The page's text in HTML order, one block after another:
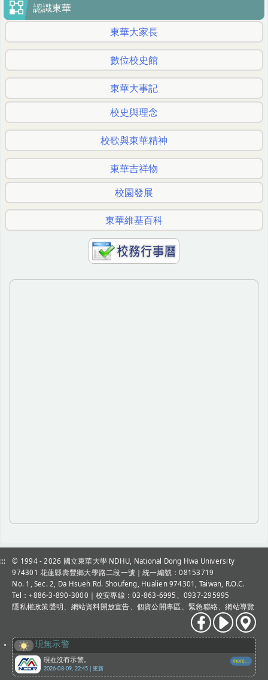
認識東華
東華大家長
數位校史館
東華大事記
校史與理念
校歌與東華精神
東華吉祥物
校園發展
東華維基百科
::: © 1994 - 2026 國立東華大學 NDHU, National Dong Hwa University
974301 花蓮縣壽豐鄉大學路二段一號｜統一編號：08153719
No. 1, Sec. 2, Da Hsueh Rd. Shoufeng, Hualien 974301, Taiwan, R.O.C.
Tel：+886-3-890-3000 ｜校安專線：03-863-6995、0937-295995
隱私權政策聲明、 網站資料開放宣告、 個資公開專區 、緊急聯絡、網站導覽
現無示警
現在沒有示警。
more...
2026-08-09, 22:45│更新